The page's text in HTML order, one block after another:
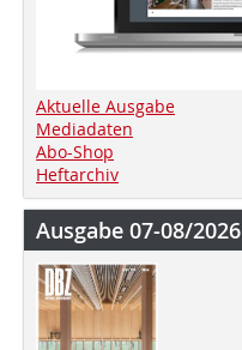
Aktuelle Ausgabe
Mediadaten
Abo-Shop
Heftarchiv
Ausgabe 07-08/2026